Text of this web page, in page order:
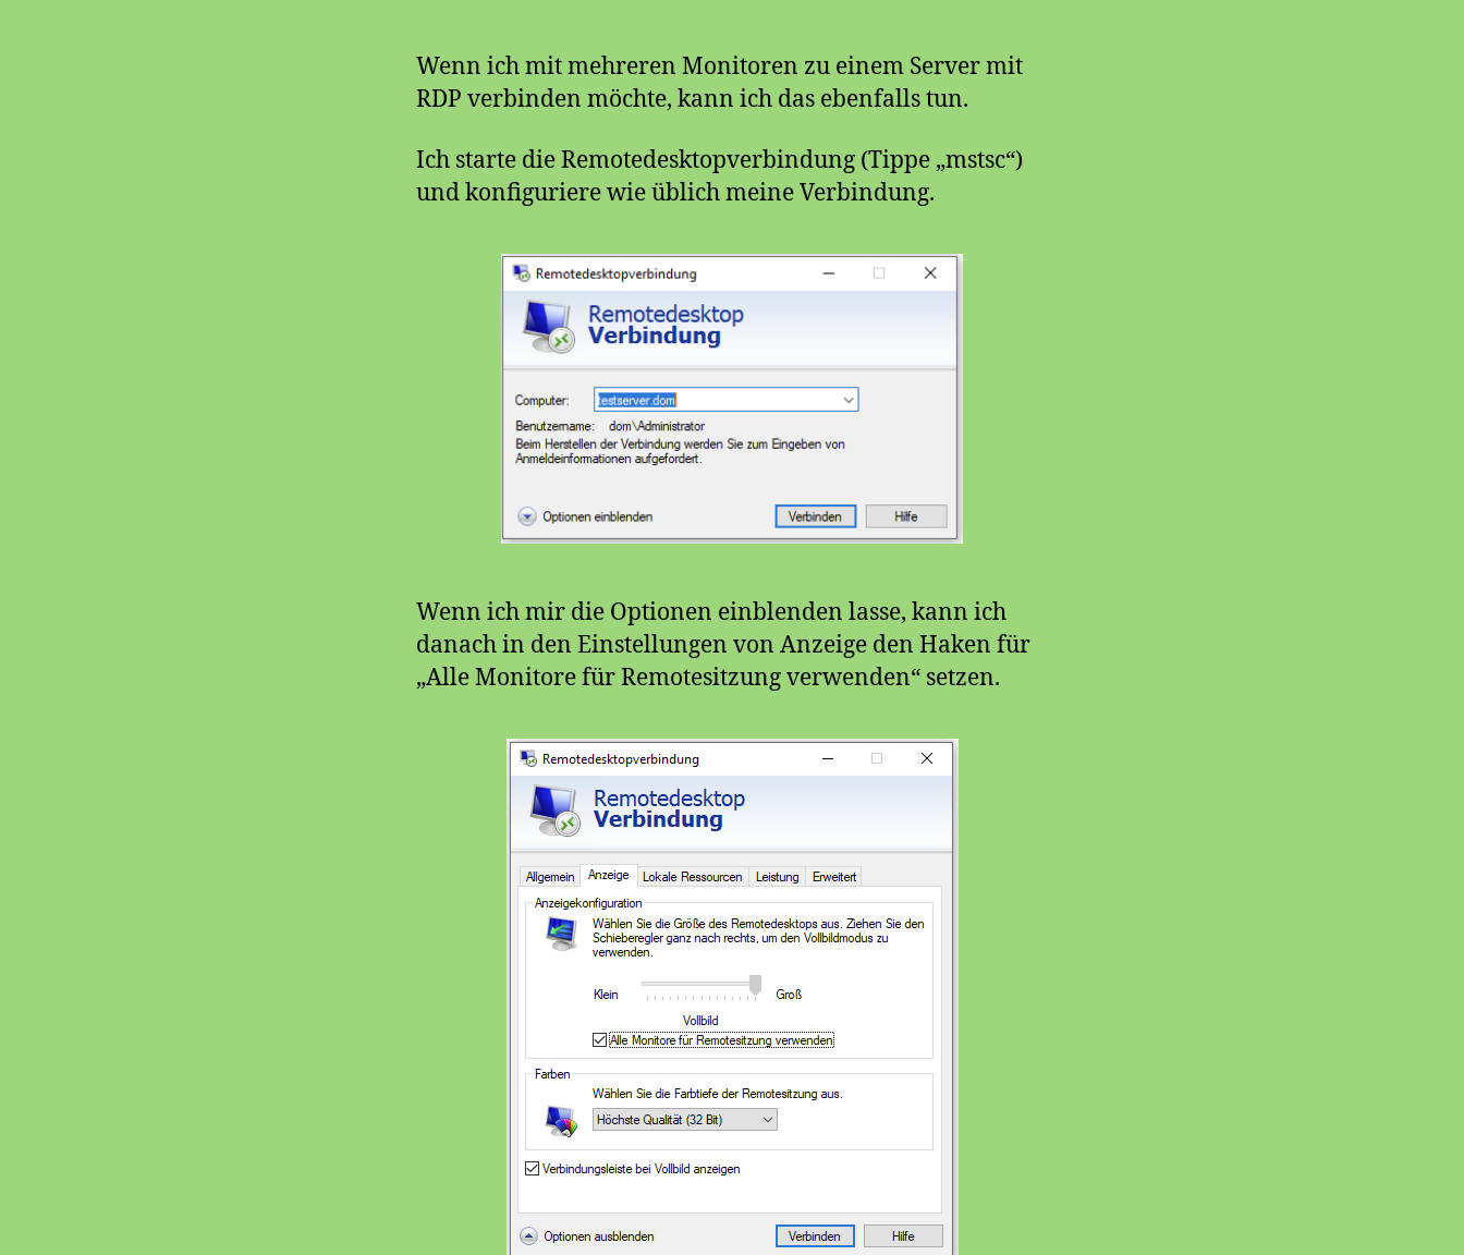
Wenn ich mit mehreren Monitoren zu einem Server mit
RDP verbinden möchte, kann ich das ebenfalls tun.
Ich starte die Remotedesktopverbindung (Tippe „mstsc“)
und konfiguriere wie üblich meine Verbindung.
Wenn ich mir die Optionen einblenden lasse, kann ich
danach in den Einstellungen von Anzeige den Haken für
„Alle Monitore für Remotesitzung verwenden“ setzen.